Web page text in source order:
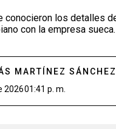
conocieron los detalles
con la empresa sueca.
MARTÍNEZ SÁNCHEZ
202601:41 p. m.